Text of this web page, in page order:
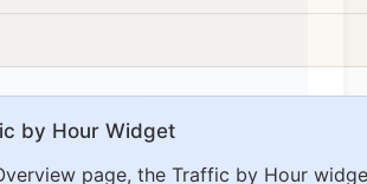
by Hour Widget
page, the Traffic by Hour